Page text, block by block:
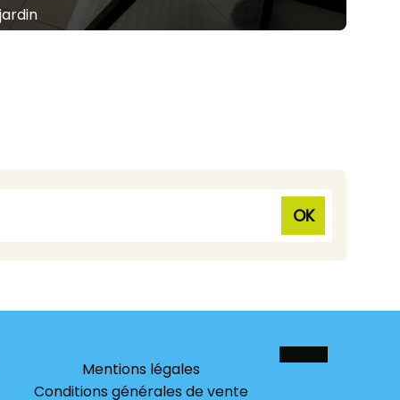
jardin
OK
Mentions légales
Conditions générales de vente